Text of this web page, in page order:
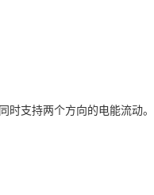
支持两个方向的电能流动。